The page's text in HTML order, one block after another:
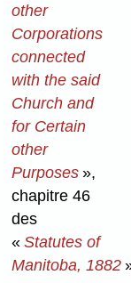
other
Corporations
connected
with the said
Church and
for Certain
other
Purposes»,
chapitre 46
des
« Statutes of
Manitoba, 1882